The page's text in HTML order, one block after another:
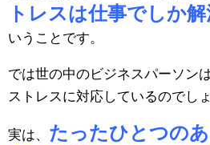
トレスは仕事でしか解
いうことです。
では世の中のビジネスパーソン
ストレスに対応しているのでし
実は、 たったひとつの